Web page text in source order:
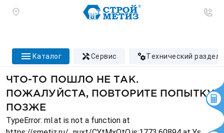
каталог сервис технический раздел
ЧТО-ТО ПОШЛО НЕ ТАК.
ПОЖАЛУЙСТА, ПОВТОРИТЕ ПОПЫТКУ
ПОЗЖЕ
TypeError: ml.at is not a function at